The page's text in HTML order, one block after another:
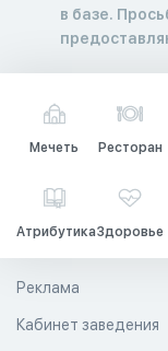
в базе.
Мечеть Ресторан
АтрибутикаЗдоровье
Реклама
Кабинет заведения